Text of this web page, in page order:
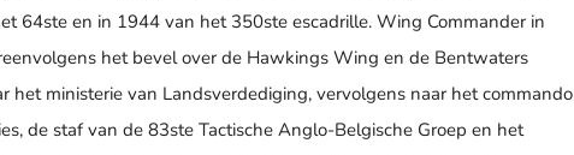
64ste en in 1944 van het 350ste escadrille. Wing Commander in
het bevel over de Hawkings Wing en de Bentwaters
het ministerie van Landsverdediging, vervolgens naar het commando
de staf van de 83ste Tactische Anglo-Belgische Groep en het